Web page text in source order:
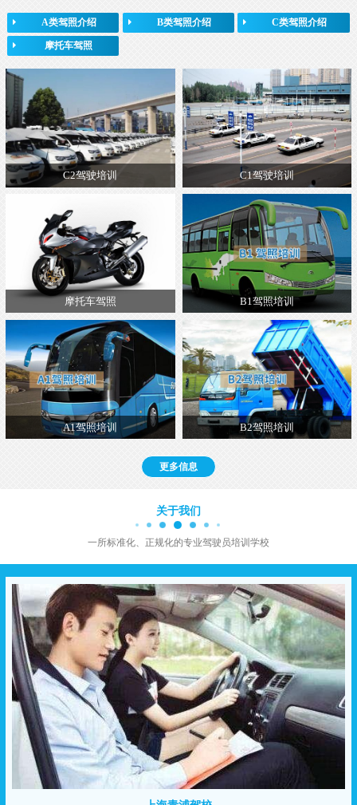
A类驾照介绍 B类驾照介绍 C类驾照介绍
摩托车驾照
C2驾驶培训 C1驾驶培训
摩托车驾照 B1驾照培训
A1驾照培训 B2驾照培训
更多信息
关于我们
一所标准化、正规化的专业驾驶员培训学校